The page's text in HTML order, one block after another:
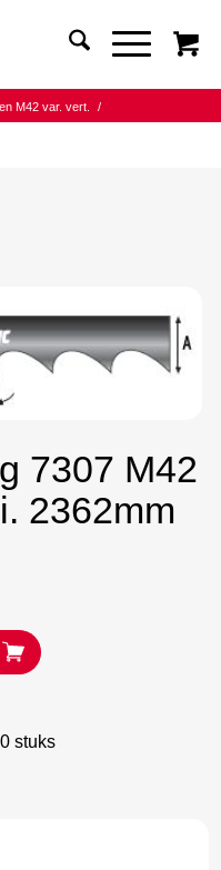
M42 var. vert.
/
7307 M42
2362mm
stuks